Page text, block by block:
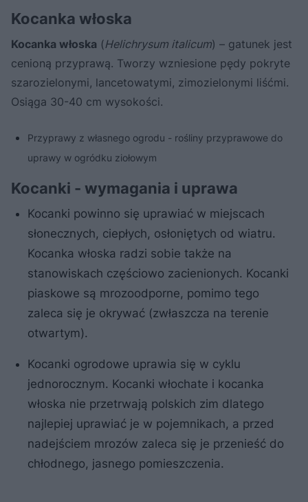
Kocanka włoska
Kocanka włoska (Helichrysum italicum) – gatunek jest
cenioną przyprawą. Tworzy wzniesione pędy pokryte
szarozielonymi, lancetowatymi, zimozielonymi liśćmi.
Osiąga 30-40 cm wysokości.
Przyprawy z własnego ogrodu - rośliny przyprawowe do
uprawy w ogródku ziołowym
Kocanki - wymagania i uprawa
Kocanki powinno się uprawiać w miejscach
słonecznych, ciepłych, osłoniętych od wiatru.
Kocanka włoska radzi sobie także na
stanowiskach częściowo zacienionych. Kocanki
piaskowe są mrozoodporne, pomimo tego
zaleca się je okrywać (zwłaszcza na terenie
otwartym).
Kocanki ogrodowe uprawia się w cyklu
jednorocznym. Kocanki włochate i kocanka
włoska nie przetrwają polskich zim dlatego
najlepiej uprawiać je w pojemnikach, a przed
nadejściem mrozów zaleca się je przenieść do
chłodnego, jasnego pomieszczenia.